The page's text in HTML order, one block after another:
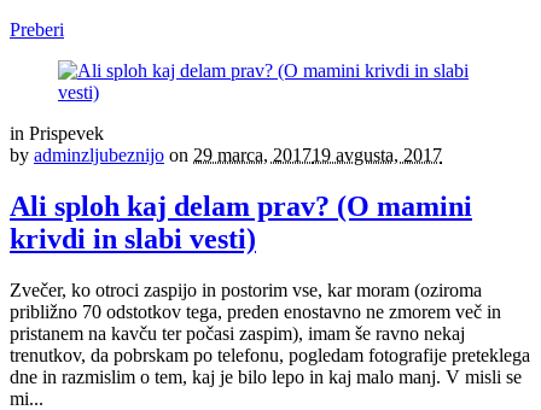
Preberi
in Prispevek
by adminzljubeznijo on 29 marca, 201719 avgusta, 2017
Ali sploh kaj delam prav? (O mamini
krivdi in slabi vesti)
Zvečer, ko otroci zaspijo in postorim vse, kar moram (oziroma
približno 70 odstotkov tega, preden enostavno ne zmorem več in
pristanem na kavču ter počasi zaspim), imam še ravno nekaj
trenutkov, da pobrskam po telefonu, pogledam fotografije preteklega
dne in razmislim o tem, kaj je bilo lepo in kaj malo manj. V misli se
mi...